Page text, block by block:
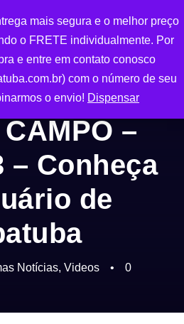
0
–
– Conheça
de
Notícias, Videos • 0
mais segura e o melhor preço
o FRETE individualmente. Por
e entre em contato conosco
com o número de seu
o envio! Dispensar